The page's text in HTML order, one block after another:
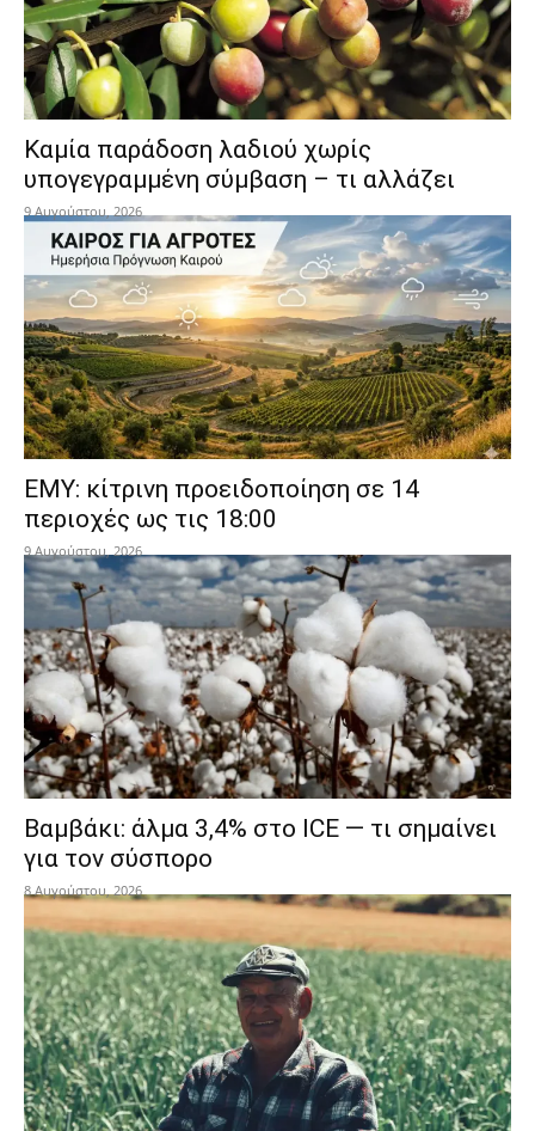
Καμία παράδοση λαδιού χωρίς
υπογεγραμμένη σύμβαση – τι αλλάζει
9 Αυγούστου, 2026
ΕΜΥ: κίτρινη προειδοποίηση σε 14
περιοχές ως τις 18:00
9 Αυγούστου, 2026
Βαμβάκι: άλμα 3,4% στο ICE — τι σημαίνει
για τον σύσπορο
8 Αυγούστου, 2026